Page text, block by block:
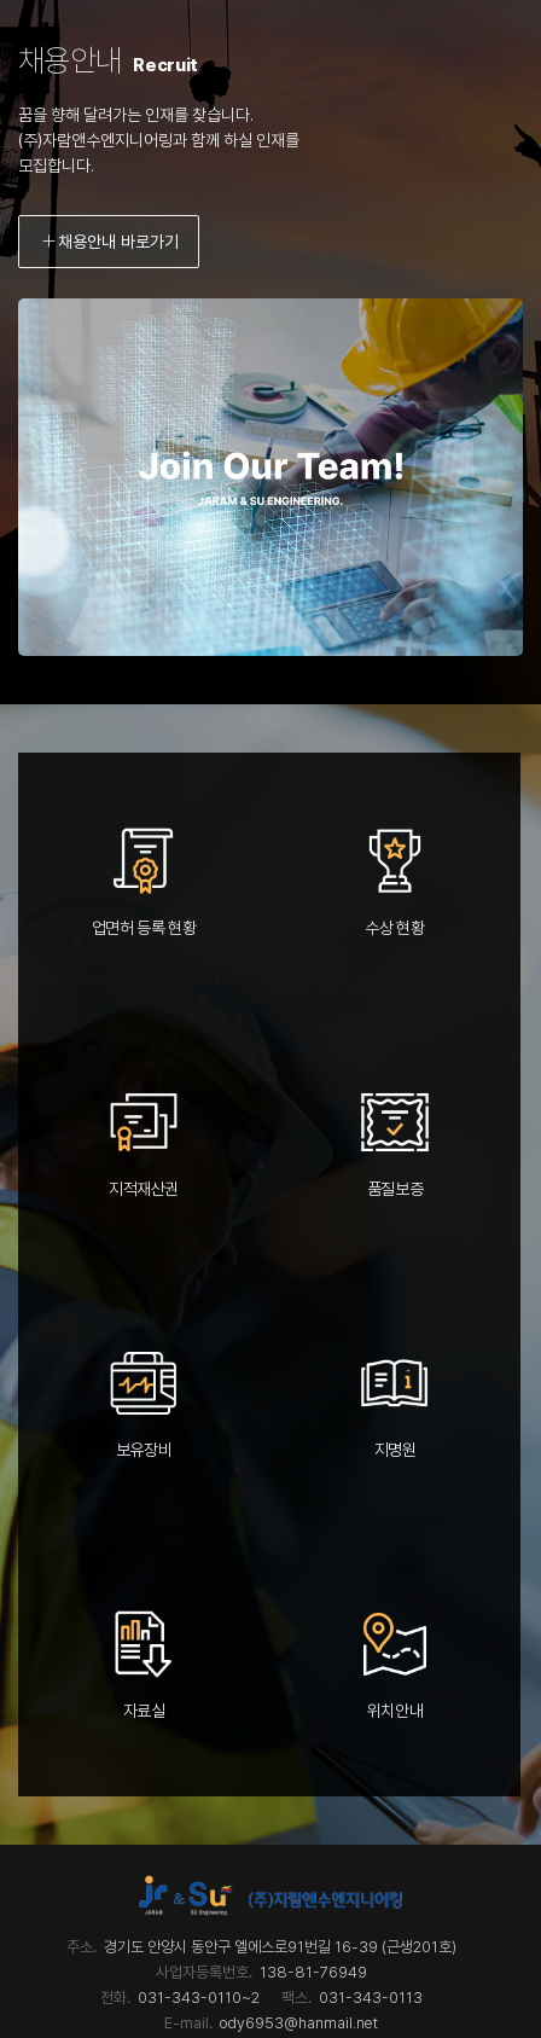
채용안내 Recruit
꿈을 향해 달려가는 인재를 찾습니다.
(주)자람앤수엔지니어링과 함께 하실 인재를
모집합니다.
+채용안내 바로가기
업면허 등록 현황 수상 현황
지적재산권 품질보증
보유장비 지명원
자료실 위치안내
주소. 경기도 안양시 동안구 엘에스로91번길 16-39 (근생201호)
사업자등록번호. 138-81-76949
전화. 031-343-0110~2 팩스. 031-343-0113
E-mail. ody6953@hanmail.net